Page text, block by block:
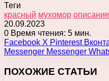
Теги
красный мухомор описание
20.09.2023
0 Время чтения: 5 мин.
Facebook X Pinterest
Messenger Messenger
ПОХОЖИЕ СТАТЬИ